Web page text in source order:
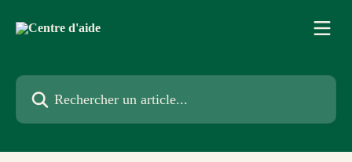
Rechercher un article...